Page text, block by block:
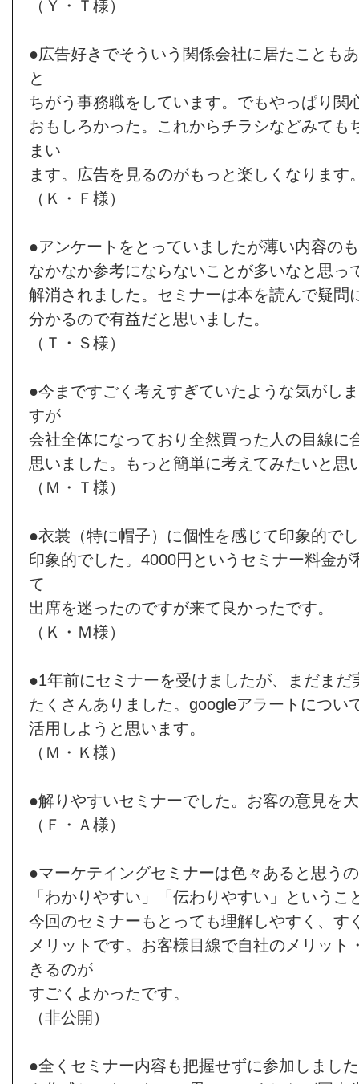
（Ｙ・Ｔ様）
●広告好きでそういう関係会社に居たことも
と
ちがう事務職をしています。でもやっぱり関
おもしろかった。これからチラシなどみても
まい
ます。広告を見るのがもっと楽しくなります
（Ｋ・Ｆ様）
●アンケートをとっていましたが薄い内容の
なかなか参考にならないことが多いなと思っ
解消されました。セミナーは本を読んで疑問
分かるので有益だと思いました。
（Ｔ・Ｓ様）
●今まですごく考えすぎていたような気がし
すが
会社全体になっており全然買った人の目線に
思いました。もっと簡単に考えてみたいと思
（Ｍ・Ｔ様）
●衣裳（特に帽子）に個性を感じて印象的で
印象的でした。4000円というセミナー料金
て
出席を迷ったのですが来て良かったです。
（Ｋ・Ｍ様）
●1年前にセミナーを受けましたが、まだまだ
たくさんありました。googleアラートについ
活用しようと思います。
（Ｍ・Ｋ様）
●解りやすいセミナーでした。お客の意見を
（Ｆ・Ａ様）
●マーケテイングセミナーは色々あると思う
「わかりやすい」「伝わりやすい」という
今回のセミナーもとっても理解しやすく、す
メリットです。お客様目線で自社のメリット
きるのが
すごくよかったです。
（非公開）
●全くセミナー内容も把握せずに参加しまし